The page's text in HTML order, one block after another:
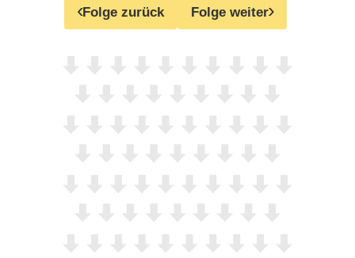
Folge zurück Folge weiter